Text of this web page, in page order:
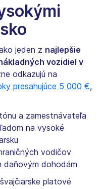
jeden z najlepšie
vozidiel v
odkazujú na
presahujúce 5 000 €,
a zamestnávateľa
na vysoké
vodičov
daňovým dohodám
platové